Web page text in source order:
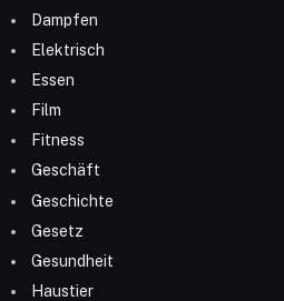
Dampfen
Elektrisch
Essen
Film
Fitness
Geschäft
Geschichte
Gesetz
Gesundheit
Haustier